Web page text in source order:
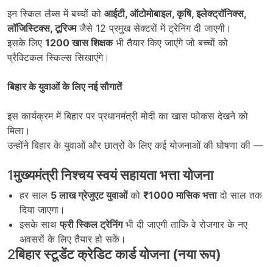
इन स्किल लैब्स में बच्चों को आईटी, ऑटोमोबाइल,कृषि,इलेक्ट्रॉनिक्स,
लॉजिस्टिक्स,टूरिज्मजैसे 12 प्रमुख सेक्टरों में ट्रेनिंग दी जाएगी।
इसके लिए 1200खास शिक्षकभी तैयार किए जाएंगे जो बच्चों को
प्रैक्टिकल स्किल्स सिखाएंगे।
बिहार के युवाओं के लिए नई सौगातें
इस कार्यक्रम में बिहार पर प्रधानमंत्री मोदी का खास फोकस देखने को
मिला।
उन्होंने बिहार के युवाओं और छात्रों के लिए कई योजनाओं की घोषणा की —
1मुख्यमंत्री निश्चय स्वयं सहायता भत्ता योजना
हर साल 5लाख ग्रेजुएट युवाओंको ₹1000मासिक भत्तादो साल तक
दिया जाएगा।
इसके साथफ्री स्किल ट्रेनिंगभी दी जाएगी ताकि वे रोजगार के नए
अवसरों के लिए तैयार हो सकें।
2बिहार स्टूडेंट क्रेडिट कार्ड योजना (नया रूप)